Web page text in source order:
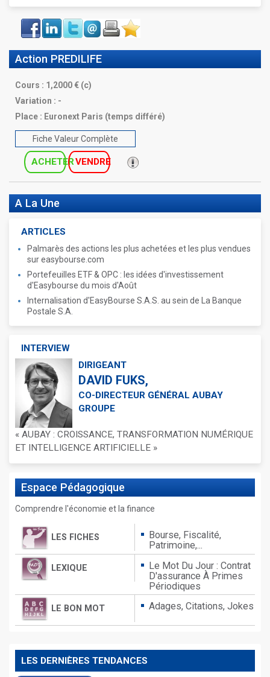
Face
book
LinkIn Twitter Envoyer ImprimerFavoris
Action PREDILIFE
Cours : 1,2000 € (c)
Variation : -
Place : Euronext Paris (temps différé)
Fiche Valeur Complète
ACHETERVENDRE
A La Une
ARTICLES
Palmarès des actions les plus achetées et les plus vendues
sur easybourse.com
Portefeuilles ETF & OPC : les idées d'investissement
d'Easybourse du mois d'Août
Internalisation d'EasyBourse S.A.S. au sein de La Banque
Postale S.A.
INTERVIEW
DIRIGEANT
DAVID FUKS,
CO-DIRECTEUR GÉNÉRAL AUBAY
GROUPE
« AUBAY : CROISSANCE, TRANSFORMATION NUMÉRIQUE
ET INTELLIGENCE ARTIFICIELLE »
Espace Pédagogique
Comprendre l'économie et la finance
LES FICHES
Bourse, Fiscalité,
Patrimoine,...
LEXIQUE
Le Mot Du Jour : Contrat
D'assurance À Primes
Périodiques
LE BON MOT Adages, Citations, Jokes
LES DERNIÈRES TENDANCES